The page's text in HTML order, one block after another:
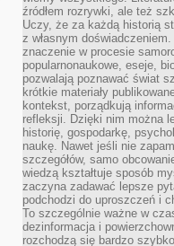
źródłem rozrywki, ale też
Uczy, że za każdą historią
z własnym
znaczenie w procesie
popularnonaukowe, eseje,
pozwalają poznawać świat
krótkie materiały
kontekst, porządkują
refleksji. Dzięki nim można
historię, gospodarkę,
naukę. Nawet jeśli nie
szczegółów, samo
wiedzą kształtuje sposób
zaczyna zadawać lepsze
podchodzi do uproszczeń i
To szczególnie ważne w
dezinformacja i
rozchodzą się bardzo